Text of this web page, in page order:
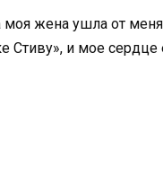
моя жена ушла от
и мое сердце